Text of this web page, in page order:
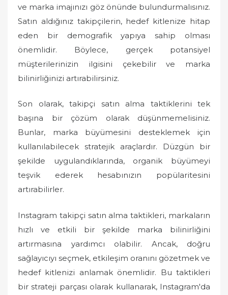
ve marka imajınızı göz önünde bulundurmalısınız.
Satın aldığınız takipçilerin, hedef kitlenize hitap
eden bir demografik yapıya sahip olması
önemlidir. Böylece, gerçek potansiyel
müşterilerinizin ilgisini çekebilir ve marka
bilinirliğinizi artırabilirsiniz.
Son olarak, takipçi satın alma taktiklerini tek
başına bir çözüm olarak düşünmemelisiniz.
Bunlar, marka büyümesini desteklemek için
kullanılabilecek stratejik araçlardır. Düzgün bir
şekilde uygulandıklarında, organik büyümeyi
teşvik ederek hesabınızın popülaritesini
artırabilirler.
Instagram takipçi satın alma taktikleri, markaların
hızlı ve etkili bir şekilde marka bilinirliğini
artırmasına yardımcı olabilir. Ancak, doğru
sağlayıcıyı seçmek, etkileşim oranını gözetmek ve
hedef kitlenizi anlamak önemlidir. Bu taktikleri
bir strateji parçası olarak kullanarak, Instagram'da